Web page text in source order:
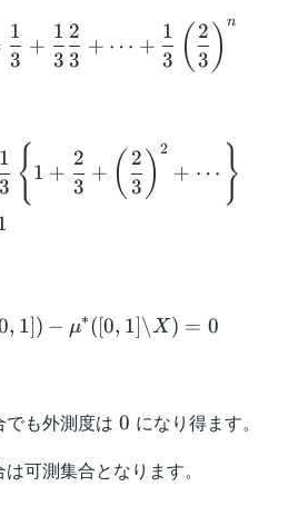
\backslash
X)
\mu^* ([0,1]
3
1
+
3
1
3
2
+ ⋯ +
3
1 ( 3
2 ) n
\begin{aligned} \mu^*
3
1 { 1 +
3
2
+ ( 3
2 ) 2
+ ⋯ }
, 1]) − μ∗([0, 1]\X ) = 0
でも外測度は 0
0 になり得ます。
可測集合となります。